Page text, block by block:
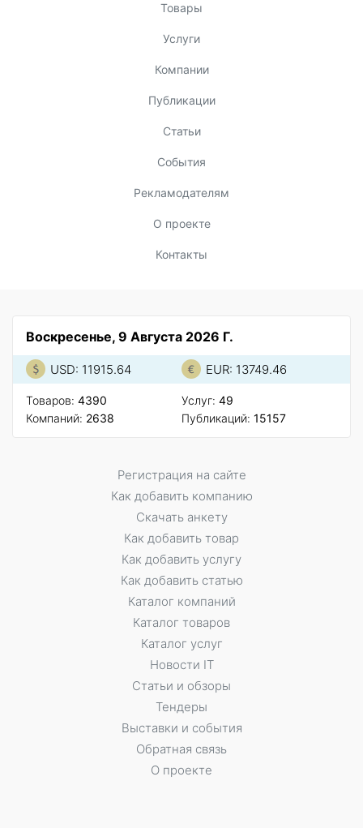
Товары
Услуги
Компании
Публикации
Статьи
События
Рекламодателям
О проекте
Контакты
Воскресенье, 9 Августа 2026 Г.
USD: 11915.64 EUR: 13749.46
Товаров: 4390
Компаний: 2638
Услуг: 49
Публикаций: 15157
Регистрация на сайте
Как добавить компанию
Скачать анкету
Как добавить товар
Как добавить услугу
Как добавить статью
Каталог компаний
Каталог товаров
Каталог услуг
Новости IT
Статьи и обзоры
Тендеры
Выставки и события
Обратная связь
О проекте